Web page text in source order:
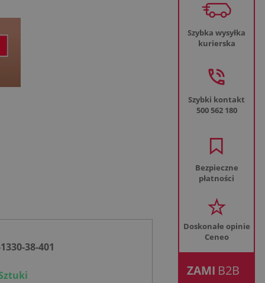
38-401
Szybka wysyłka
kurierska
Szybki kontakt
500 562 180
Bezpieczne
płatności
Doskonałe opinie
Ceneo
ZAMI B2B